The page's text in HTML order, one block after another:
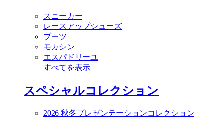
スニーカー
レースアップシューズ
ブーツ
モカシン
エスパドリーユ
すべてを表示
スペシャルコレクション
2026 秋冬プレゼンテーションコレクション